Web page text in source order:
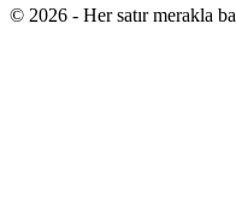
© 2026 - Her satır merakla